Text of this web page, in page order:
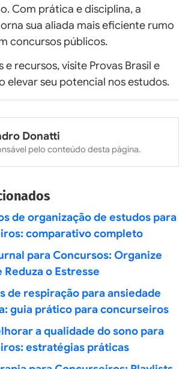
Com prática e disciplina, a
sua aliada mais eficiente rumo
concursos públicos.
e recursos, visite Provas Brasil e
elevar seu potencial nos estudos.
Donatti
pelo conteúdo desta página.
de organização de estudos para
comparativo completo
para Concursos: Organize
Reduza o Estresse
de respiração para ansiedade
guia prático para concurseiros
a qualidade do sono para
estratégias práticas